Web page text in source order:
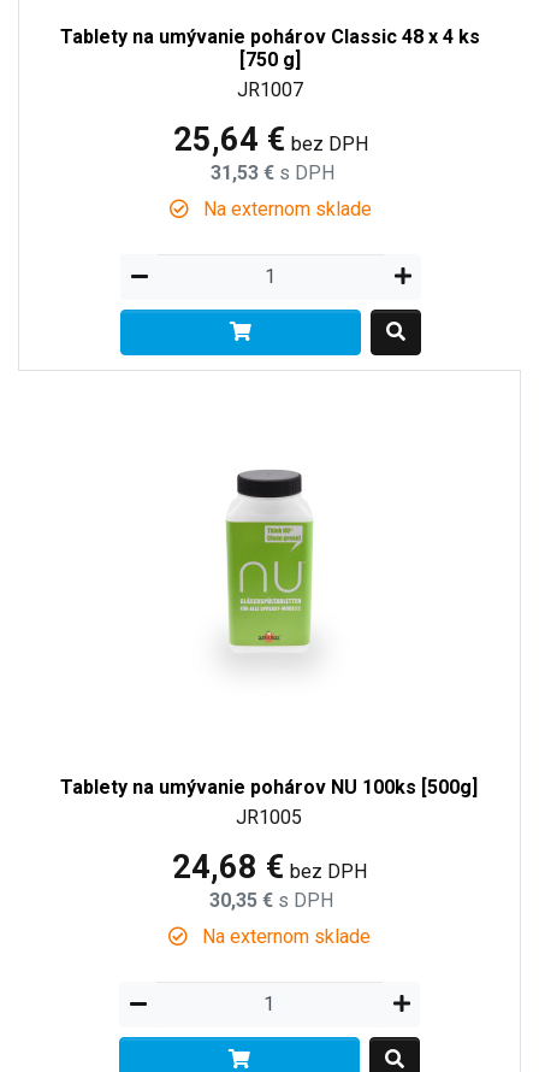
Tablety na umývanie pohárov Classic 48 x 4 ks
[750 g]
JR1007
25,64 € bez DPH
31,53 € s DPH
Na externom sklade
Tablety na umývanie pohárov NU 100ks [500g]
JR1005
24,68 € bez DPH
30,35 € s DPH
Na externom sklade